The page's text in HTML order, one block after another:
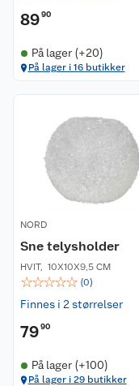
8990
På lager (+20)
På lager i 16 butikker
NORD
Sne telysholder
HVIT, 10X10X9,5 CM
☆☆☆☆☆ (0)
Finnes i 2 størrelser
7990
På lager (+100)
På lager i 29 butikker